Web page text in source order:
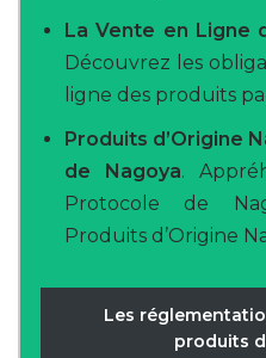
La Vente en Ligne
Découvrez les
ligne des produits
Produits d’Origine
de Nagoya.
Protocole de
Produits d’Origine
Les
produits